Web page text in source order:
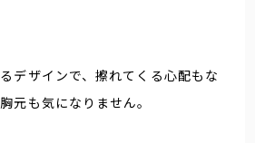
デザインで、擦れてくる心配もな
元も気になりません。